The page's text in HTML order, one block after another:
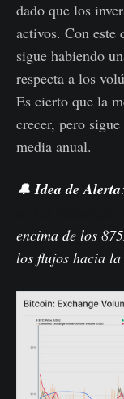
dado que los
activos. Con este
sigue habiendo
respecta a los
Es cierto que la
crecer, pero
media anual.
🔔 Idea de Alerta
encima de los
los flujos hacia la